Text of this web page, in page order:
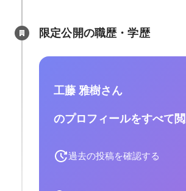
限定公開の職歴・学歴
工藤 雅樹さん
のプロフィールをすべて
過去の投稿を確認する